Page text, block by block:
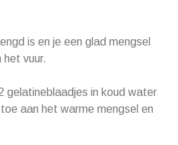
is en je een glad mengsel
vuur.
gelatineblaadjes in koud water
aan het warme mengsel en